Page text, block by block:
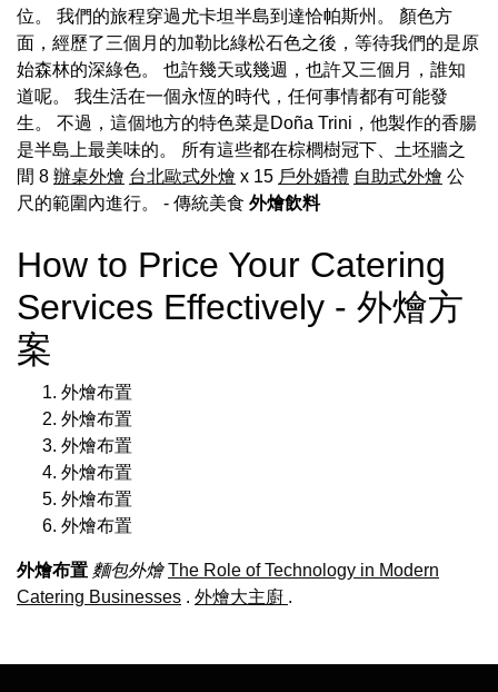
位。 我們的旅程穿過尤卡坦半島到達恰帕斯州。 顏色方
面，經歷了三個月的加勒比綠松石色之後，等待我們的是原
始森林的深綠色。 也許幾天或幾週，也許又三個月，誰知
道呢。 我生活在一個永恆的時代，任何事情都有可能發
生。 不過，這個地方的特色菜是Doña Trini，他製作的香腸
是半島上最美味的。 所有這些都在棕櫚樹冠下、土坯牆之
間 8 辦桌外燴 台北歐式外燴 x 15 戶外婚禮 自助式外燴 公
尺的範圍內進行。 - 傳統美食 外燴飲料
How to Price Your Catering
Services Effectively - 外燴方
案
外燴布置
外燴布置
外燴布置
外燴布置
外燴布置
外燴布置
外燴布置 麵包外燴 The Role of Technology in Modern
Catering Businesses . 外燴大主廚 .